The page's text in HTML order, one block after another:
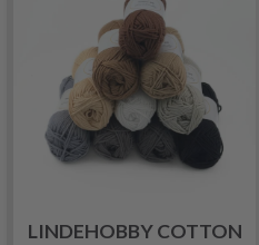
LINDEHOBBY COTTON